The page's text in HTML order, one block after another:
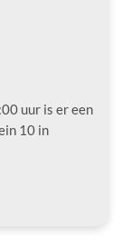
uur is er een
10 in